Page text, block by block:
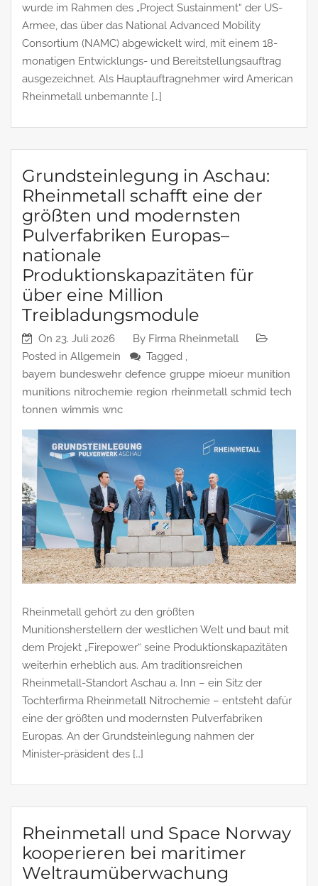
wurde im Rahmen des „Project Sustainment“ der US-
Armee, das über das National Advanced Mobility
Consortium (NAMC) abgewickelt wird, mit einem 18-
monatigen Entwicklungs- und Bereitstellungsauftrag
ausgezeichnet. Als Hauptauftragnehmer wird American
Rheinmetall unbemannte […]
Grundsteinlegung in Aschau:
Rheinmetall schafft eine der
größten und modernsten
Pulverfabriken Europas–
nationale
Produktionskapazitäten für
über eine Million
Treibladungsmodule
On 23. Juli 2026 By Firma Rheinmetall
Posted in Allgemein
Tagged ,
bayern bundeswehr defence gruppe mioeur munition
munitions nitrochemie region rheinmetall schmid tech
tonnen wimmis wnc
Rheinmetall gehört zu den größten
Munitionsherstellern der westlichen Welt und baut mit
dem Projekt „Firepower“ seine Produktionskapazitäten
weiterhin erheblich aus. Am traditionsreichen
Rheinmetall-Standort Aschau a. Inn – ein Sitz der
Tochterfirma Rheinmetall Nitrochemie – entsteht dafür
eine der größten und modernsten Pulverfabriken
Europas. An der Grundsteinlegung nahmen der
Minister-präsident des […]
Rheinmetall und Space Norway
kooperieren bei maritimer
Weltraumüberwachung